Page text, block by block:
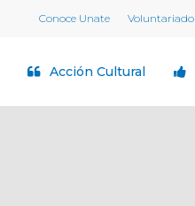
Conoce Unate Voluntariado
Acción Cultural